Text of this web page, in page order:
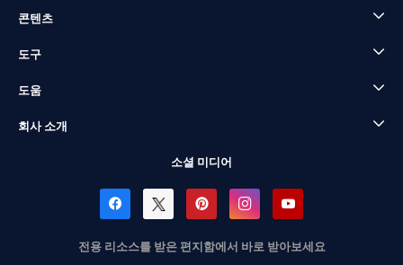
콘텐츠
도구
도움
회사 소개
소셜 미디어
전용 리소스를 받은 편지함에서 바로 받아보세요